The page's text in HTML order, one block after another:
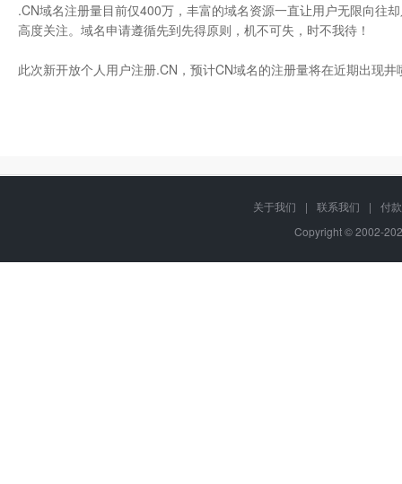
.CN域名注册量目前仅400万，丰富的域名资源一直让用户无限向往
高度关注。域名申请遵循先到先得原则，机不可失，时不我待！
此次新开放个人用户注册.CN，预计CN域名的注册量将在近期出现
关于我们 | 联系我们 |
付
Copyright © 2002-